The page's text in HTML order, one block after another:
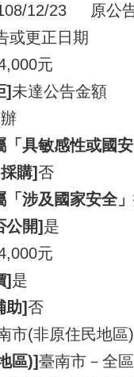
12/23 原公
或更正日期
元
] 未達公告金額
「具敏感性或國
購]否
「涉及國家安全
公開] 是
元
] 是
助]否
市(非原住民地區)
區)]臺南市－全區